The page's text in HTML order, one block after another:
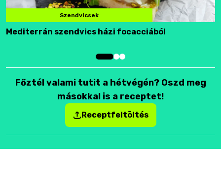
Szendvicsek
Mediterrán szendvics házi focacciából
Főztél valami tutit a hétvégén? Oszd meg
másokkal is a receptet!
Receptfeltöltés